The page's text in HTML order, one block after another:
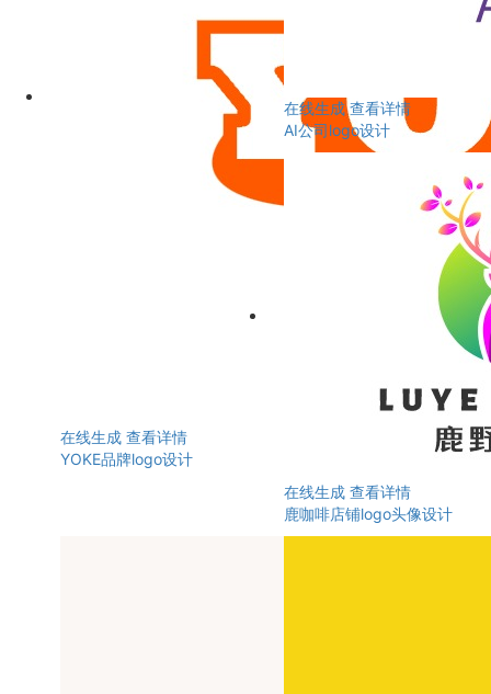
在线生成 查看详情
YOKE品牌logo设计
在线生成 查看详情
AI公司logo设计
在线生成 查看详情
鹿咖啡店铺logo头像设计